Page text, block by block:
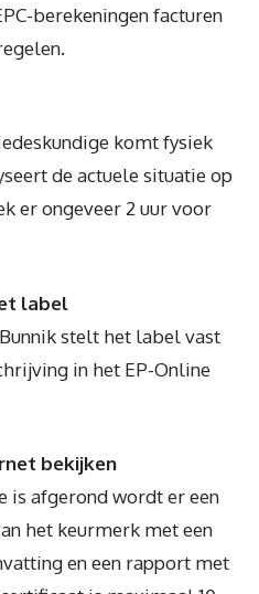
berekeningen facturen
komt fysiek
de actuele situatie op
er ongeveer 2 uur voor
label
stelt het label vast
in het EP-Online
bekijken
is afgerond wordt er een
het keurmerk met een
en een rapport met